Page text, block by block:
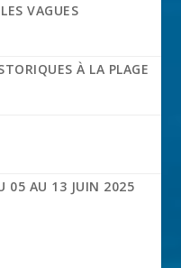
VAGUES
À LA PLAGE
05 AU 13 JUIN 2025